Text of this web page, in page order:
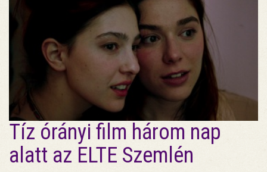
Tíz órányi film három nap
alatt az ELTE Szemlén